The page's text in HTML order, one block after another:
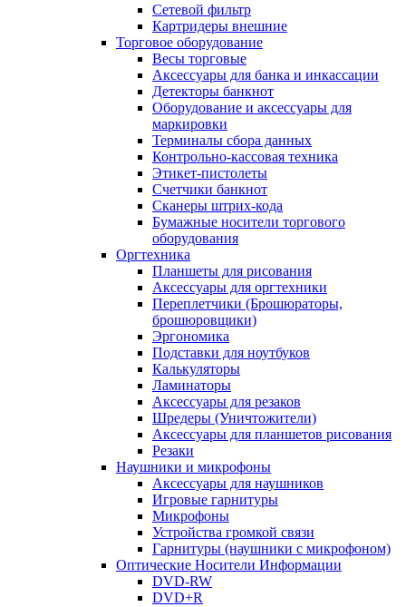
Сетевой фильтр
Картридеры внешние
Торговое оборудование
Весы торговые
Аксессуары для банка и инкассации
Детекторы банкнот
Оборудование и аксессуары для
маркировки
Терминалы сбора данных
Контрольно-кассовая техника
Этикет-пистолеты
Счетчики банкнот
Сканеры штрих-кода
Бумажные носители торгового
оборудования
Оргтехника
Планшеты для рисования
Аксессуары для оргтехники
Переплетчики (Брошюраторы,
брошюровщики)
Эргономика
Подставки для ноутбуков
Калькуляторы
Ламинаторы
Аксессуары для резаков
Шредеры (Уничтожители)
Аксессуары для планшетов рисования
Резаки
Наушники и микрофоны
Аксессуары для наушников
Игровые гарнитуры
Микрофоны
Устройства громкой связи
Гарнитуры (наушники с микрофоном)
Оптические Носители Информации
DVD-RW
DVD+R